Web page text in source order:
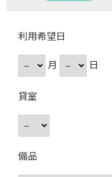
利用希望日
月
日
貸室
備品